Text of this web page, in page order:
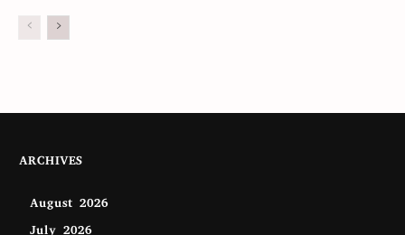
ARCHIVES
August 2026